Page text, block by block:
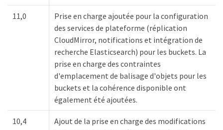
11,0
Prise en charge ajoutée pour la configuration
des services de plateforme (réplication
CloudMirror, notifications et intégration de
recherche Elasticsearch) pour les buckets. La
prise en charge des contraintes
d'emplacement de balisage d'objets pour les
buckets et la cohérence disponible ont
également été ajoutées.
10,4
Ajout de la prise en charge des modifications